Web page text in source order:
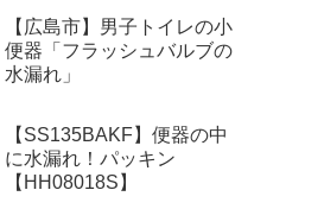
【広島市】男子トイレの小
便器「フラッシュバルブの
水漏れ」
【SS135BAKF】便器の中
に水漏れ！パッキン
【HH08018S】